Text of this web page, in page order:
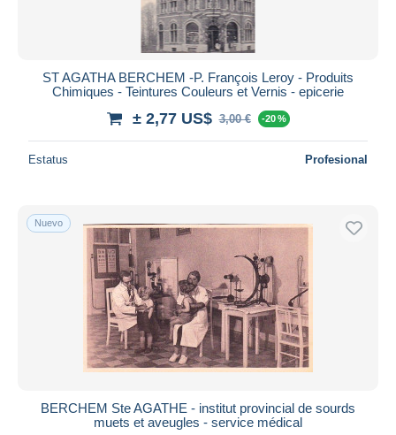
ST AGATHA BERCHEM -P. François Leroy - Produits
Chimiques - Teintures Couleurs et Vernis - epicerie
± 2,77 US$ 3,00 € -20 %
Estatus Profesional
Nuevo
BERCHEM Ste AGATHE - institut provincial de sourds
muets et aveugles - service médical